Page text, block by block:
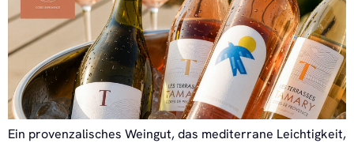
Ein provenzalisches Weingut, das mediterrane Leichtigkeit,